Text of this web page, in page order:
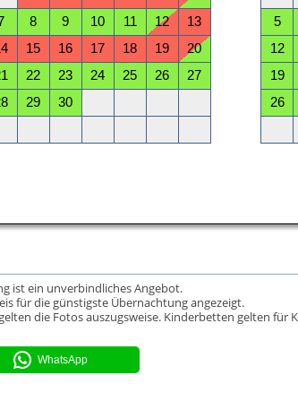
ist ein unverbindliches Angebot.
für die günstigste Übernachtung angezeigt.
die Fotos auszugsweise. Kinderbetten gelten für
WhatsApp